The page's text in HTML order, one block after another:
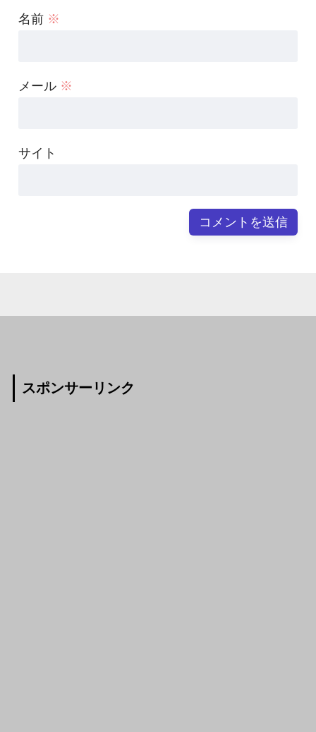
名前 ※
メール ※
サイト
スポンサーリンク